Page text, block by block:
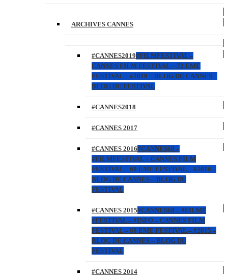
ARCHIVES CANNES
#CANNES2019#FILMFESTIVAL –
CANNES FILM FESTIVAL – 72 EME
FESTIVAL – #2019 – BLOG DE CANNES –
BLOG DU FESTIVAL
#CANNES2018
#CANNES 2017
#CANNES 2016#CANNES69 –
#FILMFESTIVAL – CANNES FILM
FESTIVAL – 69 EME FESTIVAL – #2016 –
BLOG DE CANNES – BLOG DU
FESTIVAL
#CANNES 2015#CANNES68 – #FILMF
#FESTIVAL – #INFO – CANNES FILM
FESTIVAL – 68 EME FESTIVAL – #2015 –
BLOG DE CANNES – BLOG DU
FESTIVAL
#CANNES 2014